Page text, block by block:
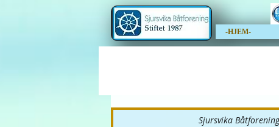
-HJEM-
Sjursvika Båtforening